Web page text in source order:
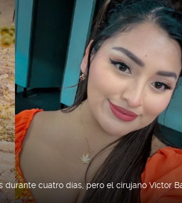
cuatro días, pero el cirujano Víctor